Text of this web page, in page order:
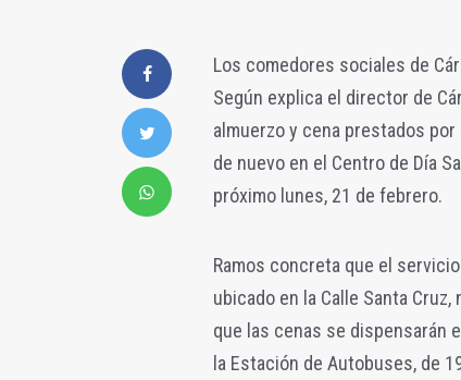
Los comedores sociales de
Según explica el director de
almuerzo y cena prestados
de nuevo en el Centro de Día
próximo lunes, 21 de febrero.
Ramos concreta que el
ubicado en la Calle Santa
que las cenas se dispensarán
la Estación de Autobuses, de